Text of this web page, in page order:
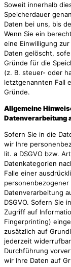
Soweit innerhalb
Speicherdauer
Daten bei uns, bis
Wenn Sie ein
eine Einwilligung
Daten gelöscht,
Gründe für die
(z. B. steuer- oder
letztgenannten Fall
Gründe.
Allgemeine
Datenverarbeitung
Sofern Sie in die
wir Ihre
lit. a DSGVO bzw.
Datenkategorien
Falle einer
Datenverarbeitung
DSGVO. Sofern Sie
Zugriff auf
Fingerprinting)
zusätzlich auf
jederzeit
Durchführung
wir Ihre Daten auf